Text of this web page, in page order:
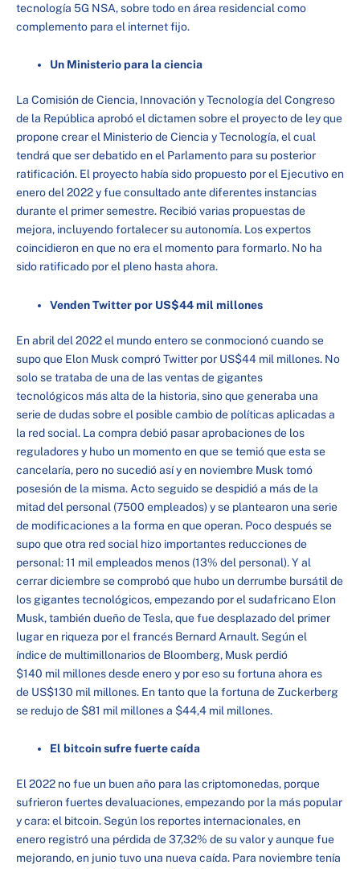
tecnología 5G NSA, sobre todo en área residencial como
complemento para el internet fijo.
Un Ministerio para la ciencia
La Comisión de Ciencia, Innovación y Tecnología del Congreso
de la República aprobó el dictamen sobre el proyecto de ley que
propone crear el Ministerio de Ciencia y Tecnología, el cual
tendrá que ser debatido en el Parlamento para su posterior
ratificación. El proyecto había sido propuesto por el Ejecutivo en
enero del 2022 y fue consultado ante diferentes instancias
durante el primer semestre. Recibió varias propuestas de
mejora, incluyendo fortalecer su autonomía. Los expertos
coincidieron en que no era el momento para formarlo. No ha
sido ratificado por el pleno hasta ahora.
Venden Twitter por US$44 mil millones
En abril del 2022 el mundo entero se conmocionó cuando se
supo que Elon Musk compró Twitter por US$44 mil millones. No
solo se trataba de una de las ventas de gigantes
tecnológicos más alta de la historia, sino que generaba una
serie de dudas sobre el posible cambio de políticas aplicadas a
la red social. La compra debió pasar aprobaciones de los
reguladores y hubo un momento en que se temió que esta se
cancelaría, pero no sucedió así y en noviembre Musk tomó
posesión de la misma. Acto seguido se despidió a más de la
mitad del personal (7500 empleados) y se plantearon una serie
de modificaciones a la forma en que operan. Poco después se
supo que otra red social hizo importantes reducciones de
personal: 11 mil empleados menos (13% del personal). Y al
cerrar diciembre se comprobó que hubo un derrumbe bursátil de
los gigantes tecnológicos, empezando por el sudafricano Elon
Musk, también dueño de Tesla, que fue desplazado del primer
lugar en riqueza por el francés Bernard Arnault. Según el
índice de multimillonarios de Bloomberg, Musk perdió
$140 mil millones desde enero y por eso su fortuna ahora es
de US$130 mil millones. En tanto que la fortuna de Zuckerberg
se redujo de $81 mil millones a $44,4 mil millones.
El bitcoin sufre fuerte caída
El 2022 no fue un buen año para las criptomonedas, porque
sufrieron fuertes devaluaciones, empezando por la más popular
y cara: el bitcoin. Según los reportes internacionales, en
enero registró una pérdida de 37,32% de su valor y aunque fue
mejorando, en junio tuvo una nueva caída. Para noviembre tenía